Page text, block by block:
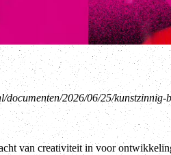
2026/06/25/kunstzinnig-
van creativiteit in voor